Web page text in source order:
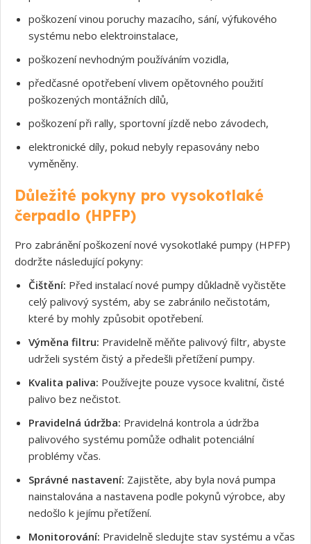
poškození vinou poruchy mazacího, sání, výfukového
systému nebo elektroinstalace,
poškození nevhodným používáním vozidla,
předčasné opotřebení vlivem opětovného použití
poškozených montážních dílů,
poškození při rally, sportovní jízdě nebo závodech,
elektronické díly, pokud nebyly repasovány nebo
vyměněny.
Důležité pokyny pro vysokotlaké
čerpadlo (HPFP)
Pro zabránění poškození nové vysokotlaké pumpy (HPFP)
dodržte následující pokyny:
Čištění: Před instalací nové pumpy důkladně vyčistěte
celý palivový systém, aby se zabránilo nečistotám,
které by mohly způsobit opotřebení.
Výměna filtru: Pravidelně měňte palivový filtr, abyste
udrželi systém čistý a předešli přetížení pumpy.
Kvalita paliva: Používejte pouze vysoce kvalitní, čisté
palivo bez nečistot.
Pravidelná údržba: Pravidelná kontrola a údržba
palivového systému pomůže odhalit potenciální
problémy včas.
Správné nastavení: Zajistěte, aby byla nová pumpa
nainstalována a nastavena podle pokynů výrobce, aby
nedošlo k jejímu přetížení.
Monitorování: Pravidelně sledujte stav systému a včas